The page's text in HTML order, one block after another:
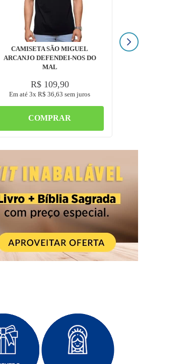
CAMISETA SÃO MIGUEL
ARCANJO DEFENDEI-NOS DO
MAL
R$ 109,90
Em até3xR$ 36,63 sem juros
COMPRAR